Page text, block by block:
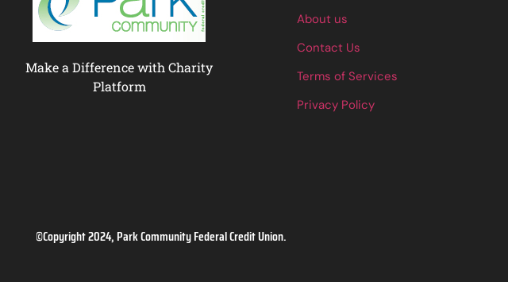
Make a Difference with Charity
Platform
About us
Contact Us
Terms of Services
Privacy Policy
©Copyright 2024, Park Community Federal Credit Union.